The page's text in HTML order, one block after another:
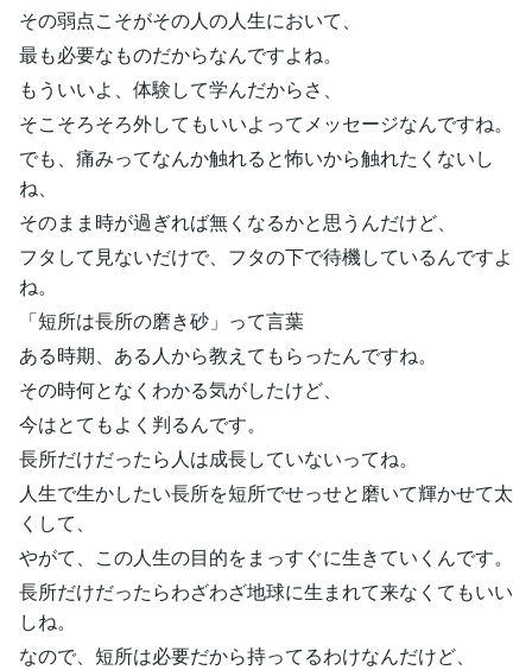
その弱点こそがその人の人生において、
最も必要なものだからなんですよね。
もういいよ、体験して学んだからさ、
そこそろそろ外してもいいよってメッセージなんですね。
でも、痛みってなんか触れると怖いから触れたくないし
ね、
そのまま時が過ぎれば無くなるかと思うんだけど、
フタして見ないだけで、フタの下で待機しているんですよ
ね。
「短所は長所の磨き砂」って言葉
ある時期、ある人から教えてもらったんですね。
その時何となくわかる気がしたけど、
今はとてもよく判るんです。
長所だけだったら人は成長していないってね。
人生で生かしたい長所を短所でせっせと磨いて輝かせて太
くして、
やがて、この人生の目的をまっすぐに生きていくんです。
長所だけだったらわざわざ地球に生まれて来なくてもいい
しね。
なので、短所は必要だから持ってるわけなんだけど、